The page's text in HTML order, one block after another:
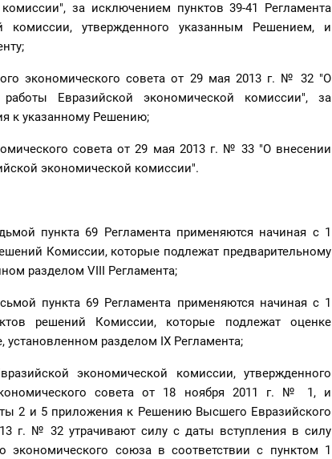
за исключением пунктов 39-41 Регламента
комиссии, утвержденного указанным Решением, и
экономического совета от 29 мая 2013 г. № 32 "О
Евразийской экономической комиссии", за
к указанному Решению;
совета от 29 мая 2013 г. № 33 "О внесении
экономической комиссии".
пункта 69 Регламента применяются начиная с 1
Комиссии, которые подлежат предварительному
разделом VIII Регламента;
пункта 69 Регламента применяются начиная с 1
решений Комиссии, которые подлежат оценке
установленном разделом IX Регламента;
экономической комиссии, утвержденного
совета от 18 ноября 2011 г. № 1, и
2 и 5 приложения к Решению Высшего Евразийского
г. № 32 утрачивают силу с даты вступления в силу
экономического союза в соответствии с пунктом 1